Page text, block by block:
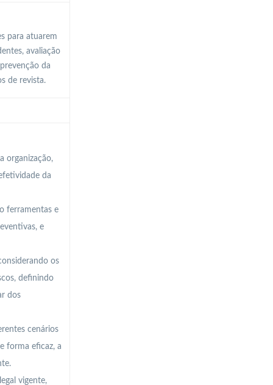
para atuarem
avaliação
da
de revista.
organização,
da
ferramentas e
e
os
definindo
dos
cenários
forma eficaz, a
vigente,